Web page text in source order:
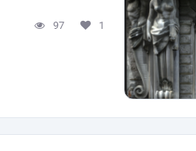
97 1